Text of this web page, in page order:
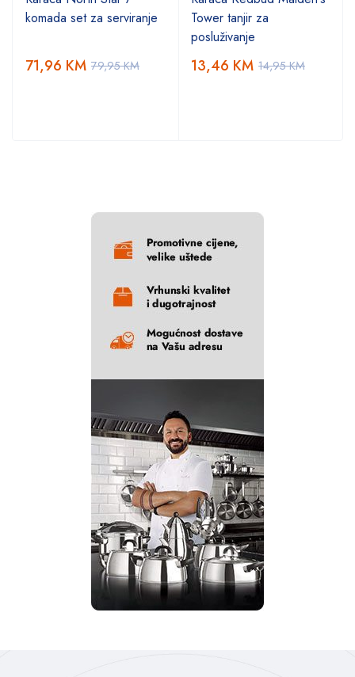
komada set za serviranje
79,95KM
71,96 KM
Tower tanjir za
posluživanje
14,95KM
13,46 KM